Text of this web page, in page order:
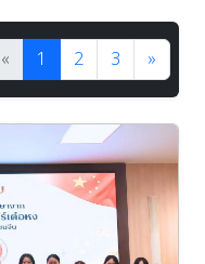
« 1 2 3 »